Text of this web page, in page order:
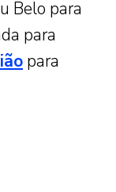
Belo para
para
para